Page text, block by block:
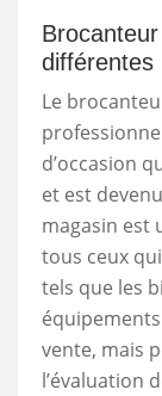
différentes
Le
d’occasion
et est
magasin est
tous ceux
tels que les
vente, mais
l’évaluation